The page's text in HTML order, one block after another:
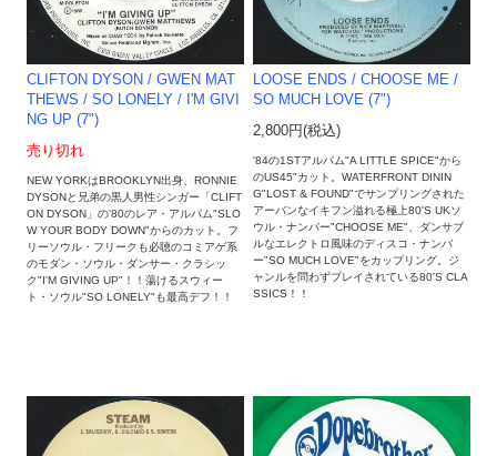
CLIFTON DYSON / GWEN MAT
THEWS ‎/ SO LONELY / I'M GIVI
NG UP (7")
売り切れ
NEW YORKはBROOKLYN出身、RONNIE
DYSONと兄弟の黒人男性シンガー「CLIFT
ON DYSON」の'80のレア・アルバム"SLO
W YOUR BODY DOWN"からのカット。フ
リーソウル・フリークも必聴のコミアゲ系
のモダン・ソウル・ダンサー・クラシッ
ク"I'M GIVING UP"！！蕩けるスウィー
ト・ソウル"SO LONELY"も最高デフ！！
LOOSE ENDS / CHOOSE ME /
SO MUCH LOVE (7")
2,800円(税込)
'84の1STアルバム"A LITTLE SPICE"から
のUS45"カット。WATERFRONT DININ
G"LOST & FOUND"でサンプリングされた
アーバンなイキフン溢れる極上80'S UKソ
ウル・ナンバー"CHOOSE ME"、ダンサブ
ルなエレクトロ風味のディスコ・ナンバ
ー"SO MUCH LOVE"をカップリング。ジ
ャンルを問わずプレイされている80'S CLA
SSICS！！